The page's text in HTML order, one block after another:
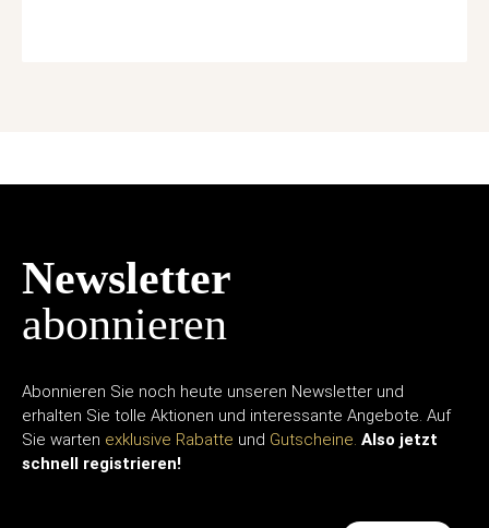
Newsletter
abonnieren
Abonnieren Sie noch heute unseren Newsletter und
erhalten Sie tolle Aktionen und interessante Angebote. Auf
Sie warten exklusive Rabatte und Gutscheine. Also jetzt
schnell registrieren!